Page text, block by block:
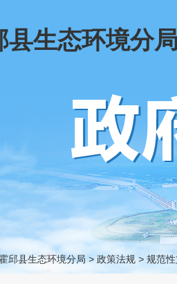
县生态环境分
邱县生态环境分局 > 政策法规 > 规范